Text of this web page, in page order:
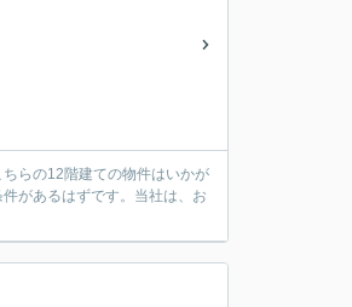
らの12階建ての物件はいかが
があるはずです。当社は、お